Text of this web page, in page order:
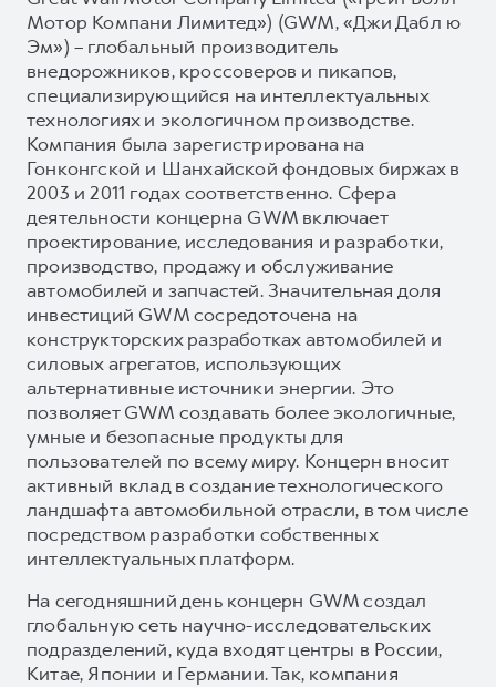
Мотор Компани Лимитед») (GWM, «Джи Дабл ю
Эм») – глобальный производитель
внедорожников, кроссоверов и пикапов,
специализирующийся на интеллектуальных
технологиях и экологичном производстве.
Компания была зарегистрирована на
Гонконгской и Шанхайской фондовых биржах в
2003 и 2011 годах соответственно. Сфера
деятельности концерна GWM включает
проектирование, исследования и разработки,
производство, продажу и обслуживание
автомобилей и запчастей. Значительная доля
инвестиций GWM сосредоточена на
конструкторских разработках автомобилей и
силовых агрегатов, использующих
альтернативные источники энергии. Это
позволяет GWM создавать более экологичные,
умные и безопасные продукты для
пользователей по всему миру. Концерн вносит
активный вклад в создание технологического
ландшафта автомобильной отрасли, в том числе
посредством разработки собственных
интеллектуальных платформ.
На сегодняшний день концерн GWM создал
глобальную сеть научно-исследовательских
подразделений, куда входят центры в России,
Китае, Японии и Германии. Так, компания